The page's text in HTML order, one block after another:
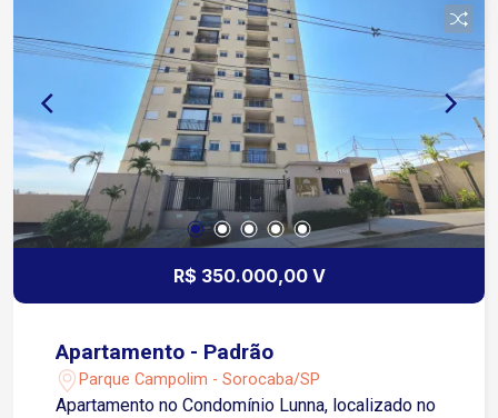
R$ 350.000,00 V
Apartamento - Padrão
Parque Campolim - Sorocaba/SP
Apartamento no Condomínio Lunna, localizado no